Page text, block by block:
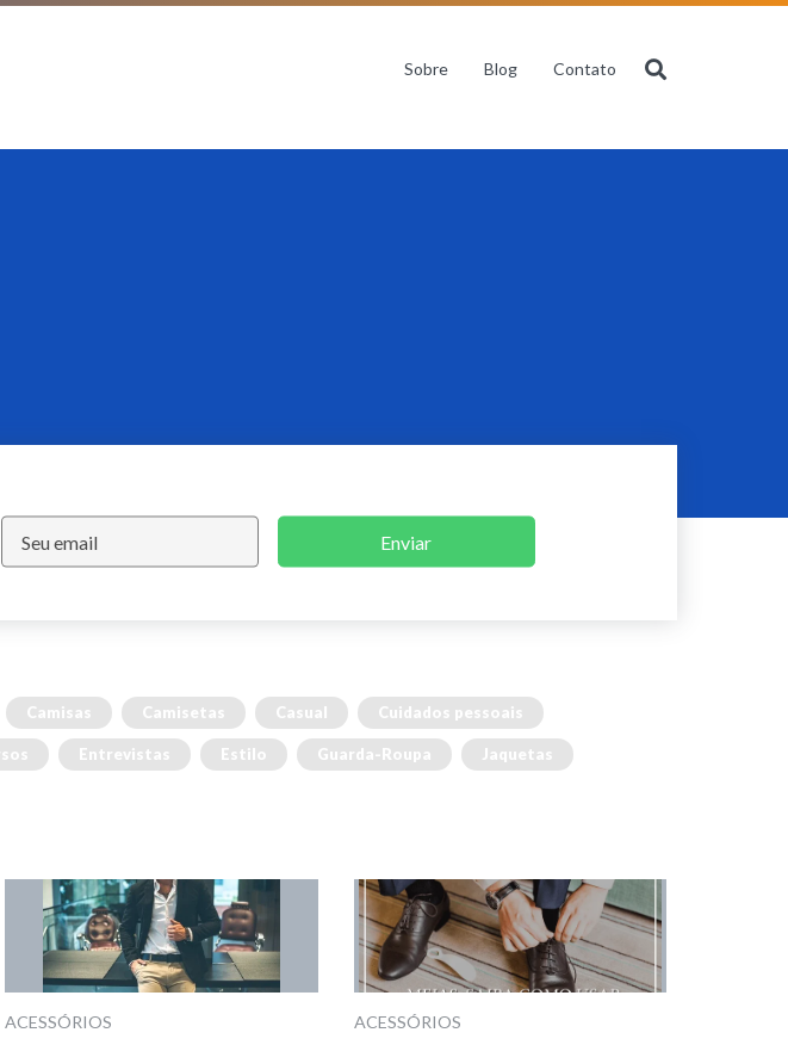
Sobre Blog Contato
Enviar
Camisas Camisetas Casual Cuidados pessoais
Entrevistas Estilo Guarda-Roupa Jaquetas
ACESSÓRIOS ACESSÓRIOS